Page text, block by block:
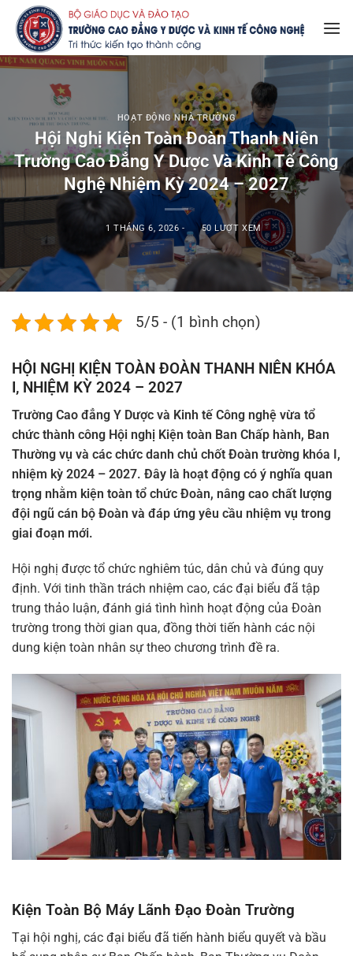
qua
dung
HOẠT ĐỘNG NHÀ TRƯỜNG
Hội Nghị Kiện Toàn Đoàn Thanh Niên
Trường Cao Đẳng Y Dược Và Kinh Tế Công
Nghệ Nhiệm Kỳ 2024 – 2027
1 THÁNG 6, 2026 - 50 LƯỢT XEM
5/5 - (1 bình chọn)
HỘI NGHỊ KIỆN TOÀN ĐOÀN THANH NIÊN KHÓA
I, NHIỆM KỲ 2024 – 2027
Trường Cao đẳng Y Dược và Kinh tế Công nghệ vừa tổ
chức thành công Hội nghị Kiện toàn Ban Chấp hành, Ban
Thường vụ và các chức danh chủ chốt Đoàn trường khóa I,
nhiệm kỳ 2024 – 2027. Đây là hoạt động có ý nghĩa quan
trọng nhằm kiện toàn tổ chức Đoàn, nâng cao chất lượng
đội ngũ cán bộ Đoàn và đáp ứng yêu cầu nhiệm vụ trong
giai đoạn mới.
Hội nghị được tổ chức nghiêm túc, dân chủ và đúng quy
định. Với tinh thần trách nhiệm cao, các đại biểu đã tập
trung thảo luận, đánh giá tình hình hoạt động của Đoàn
trường trong thời gian qua, đồng thời tiến hành các nội
dung kiện toàn nhân sự theo chương trình đề ra.
Kiện Toàn Bộ Máy Lãnh Đạo Đoàn Trường
Tại hội nghị, các đại biểu đã tiến hành biểu quyết và bầu